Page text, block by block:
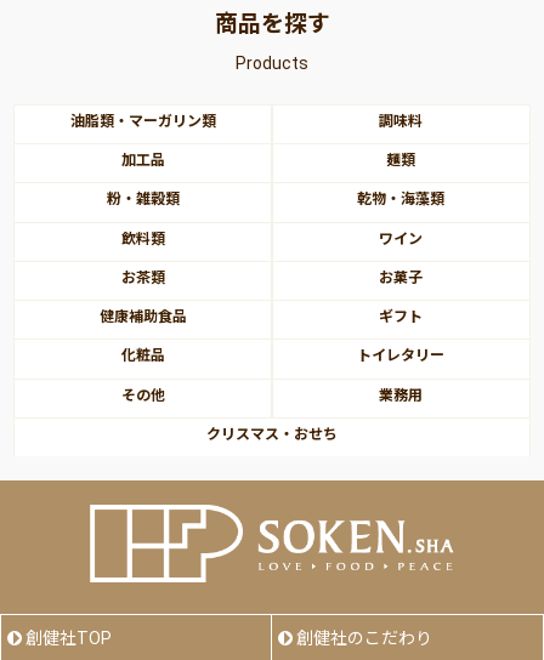
商品を探す
Products
油脂類・マーガリン類 調味料
加工品 麺類
粉・雑穀類 乾物・海藻類
飲料類 ワイン
お茶類 お菓子
健康補助食品 ギフト
化粧品 トイレタリー
その他 業務用
クリスマス・おせち
創健社TOP 創健社のこだわり